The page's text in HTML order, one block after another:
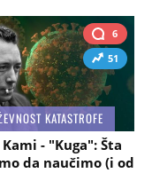
6
51
KATASTROFE
- "Kuga": Šta
da naučimo (i od